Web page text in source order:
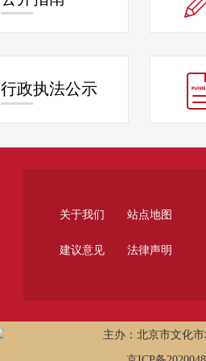
行政执法公示
关于我们 站点地图
建议意见 法律声明
主办：北京市文化